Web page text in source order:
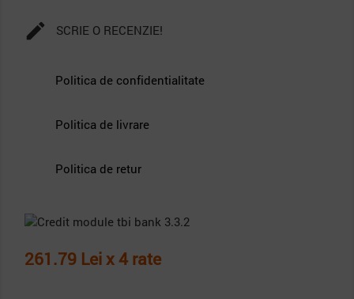
 SCRIE O RECENZIE!
Politica de confidentialitate
Politica de livrare
Politica de retur
261.79 Lei x 4 rate